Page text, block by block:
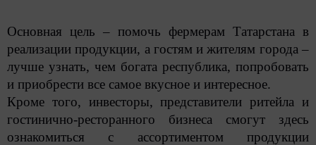
Основная цель – помочь фермерам Татарстана в
реализации продукции, а гостям и жителям города –
лучше узнать, чем богата республика, попробовать
и приобрести все самое вкусное и интересное.
Кроме того, инвесторы, представители ритейла и
гостинично-ресторанного бизнеса смогут здесь
ознакомиться с ассортиментом продукции